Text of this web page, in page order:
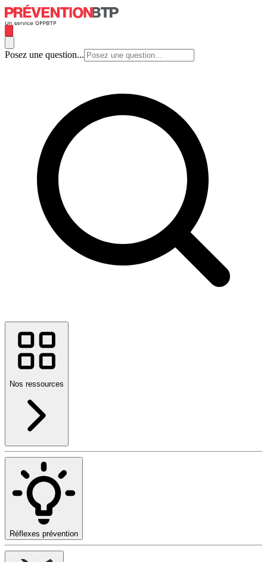
Posez une question...
Nos ressources
Réflexes prévention